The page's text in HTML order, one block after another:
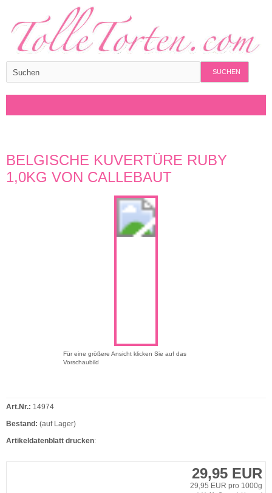
SUCHEN
BELGISCHE KUVERTÜRE RUBY
1,0KG VON CALLEBAUT
Für eine größere Ansicht klicken Sie auf das
Vorschaubild
29,95 EUR
29,95 EUR pro 1000g
Art.Nr.: 14974
Bestand: (auf Lager)
Artikeldatenblatt drucken: